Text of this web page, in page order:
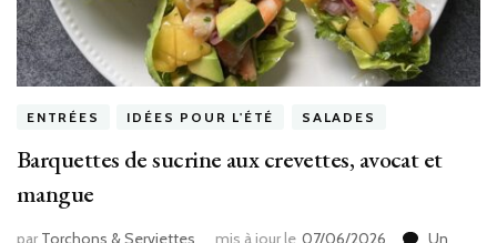
ENTRÉES IDÉES POUR L'ÉTÉ SALADES
Barquettes de sucrine aux crevettes, avocat et
mangue
par Torchons & Serviettes mis à jour le 07/06/2026 Un